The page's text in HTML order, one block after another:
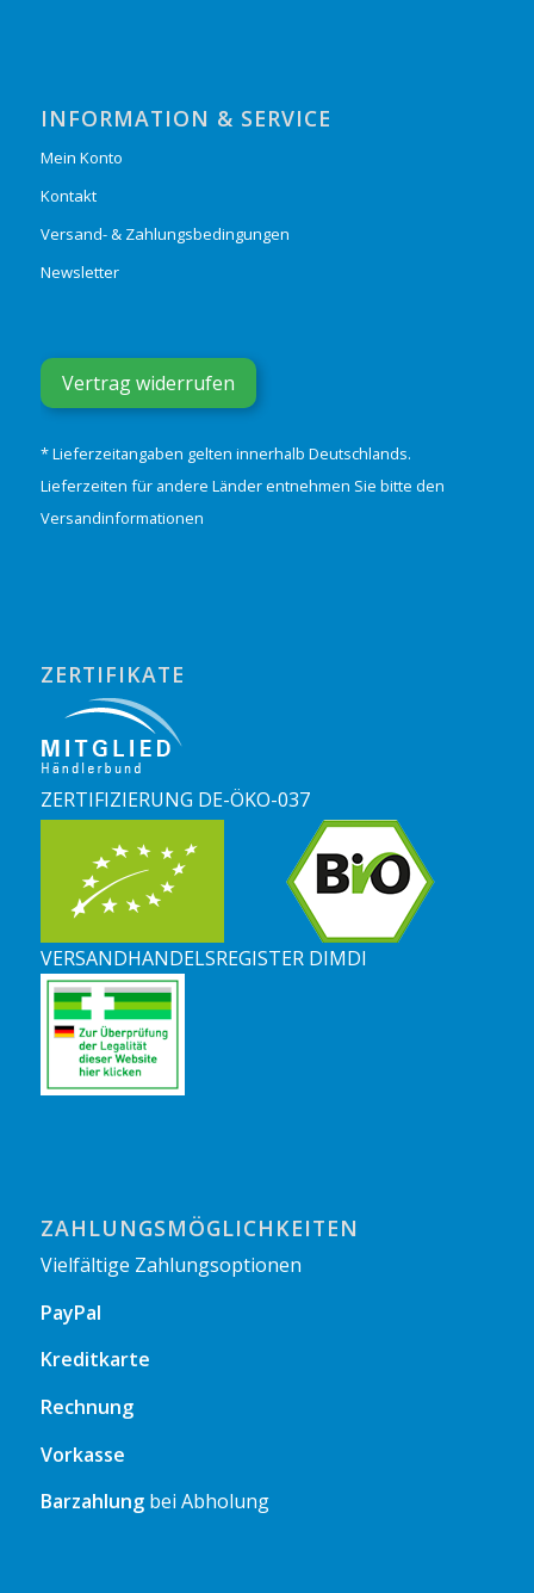
INFORMATION & SERVICE
Mein Konto
Kontakt
Versand- & Zahlungsbedingungen
Newsletter
Vertrag widerrufen
* Lieferzeitangaben gelten innerhalb Deutschlands.
Lieferzeiten für andere Länder entnehmen Sie bitte den
Versandinformationen
ZERTIFIKATE
ZERTIFIZIERUNG DE-ÖKO-037
VERSANDHANDELSREGISTER DIMDI
ZAHLUNGSMÖGLICHKEITEN
Vielfältige Zahlungsoptionen
PayPal
Kreditkarte
Rechnung
Vorkasse
Barzahlungbei Abholung